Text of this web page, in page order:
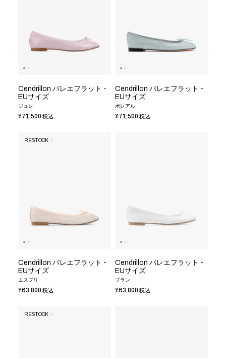
Cendrillon バレエフラット -
EUサイズ
ジュレ
¥71,500 税込
Cendrillon バレエフラット -
EUサイズ
ボレアル
¥71,500 税込
RESTOCK
Cendrillon バレエフラット -
EUサイズ
エスプリ
¥63,800 税込
Cendrillon バレエフラット -
EUサイズ
ブラン
¥63,800 税込
RESTOCK